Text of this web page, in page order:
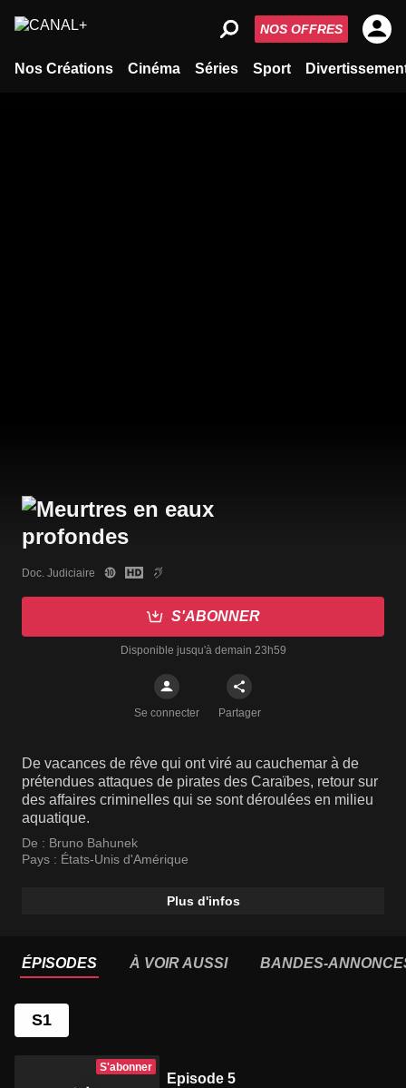
Nos Créations Cinéma Séries Sport
NOS OFFRES
Doc. Judiciaire
S'ABONNER
Disponible jusqu'à demain 23h59
Se connecter Partager
De vacances de rêve qui ont viré au cauchemar à de
prétendues attaques de pirates des Caraïbes, retour sur
des affaires criminelles qui se sont déroulées en milieu
aquatique.
De : Bruno Bahunek
Pays : États-Unis d'Amérique
Plus d'infos
ÉPISODES À VOIR AUSSI BANDES-
S1
S'abonner
Episode 5